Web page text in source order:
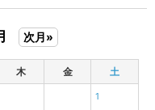
次月»
木 金 土
1